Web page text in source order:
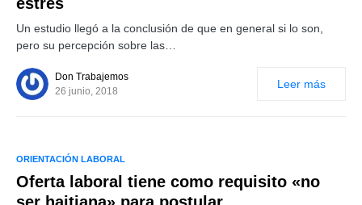
Un estudio llegó a la conclusión de que en general si lo son,
pero su percepción sobre las…
Don Trabajemos
26 junio, 2018
Leer más
ORIENTACIÓN LABORAL
Oferta laboral tiene como requisito «no